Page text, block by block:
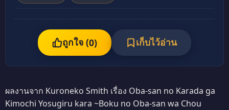
ถูกใจ (0) เก็บไว้อ่าน
ผลงานจาก Kuroneko Smith เรื่อง Oba-san no Karada ga
Kimochi Yosugiru kara ~Boku no Oba-san wa Chou